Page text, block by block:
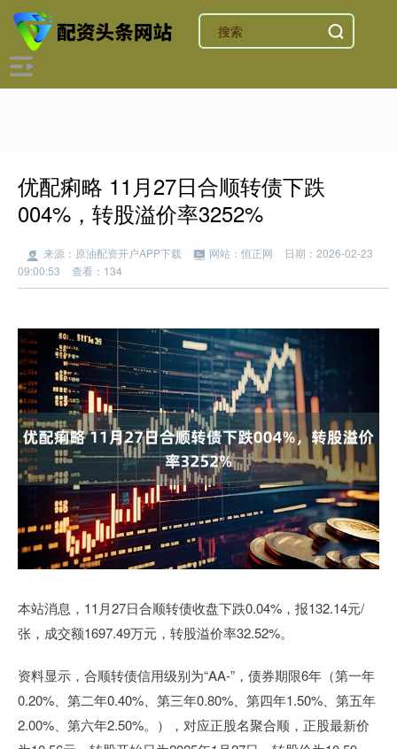
优配痢略 11月27日合顺转债下跌
004%，转股溢价率3252%
来源：原油配资开户APP下载 网站：恒正网
日期：2026-02-23
09:00:53
查看：134
本站消息，11月27日合顺转债收盘下跌0.04%，报132.14元/
张，成交额1697.49万元，转股溢价率32.52%。
资料显示，合顺转债信用级别为“AA-”，债券期限6年（第一年
0.20%、第二年0.40%、第三年0.80%、第四年1.50%、第五年
2.00%、第六年2.50%。），对应正股名聚合顺，正股最新价